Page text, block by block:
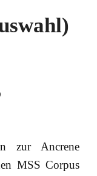
zur Ancrene
MSS Corpus